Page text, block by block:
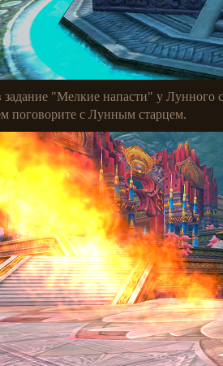
"Мелкие напасти" у Лунного
поговорите с Лунным старцем.